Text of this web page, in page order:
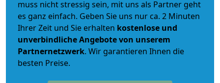
muss nicht stressig sein, mit uns als Partner geht
es ganz einfach. Geben Sie uns nur ca. 2 Minuten
Ihrer Zeit und Sie erhalten kostenlose und
unverbindlicheAngebote von unserem
Partnernetzwerk. Wir garantieren Ihnen die
besten Preise.